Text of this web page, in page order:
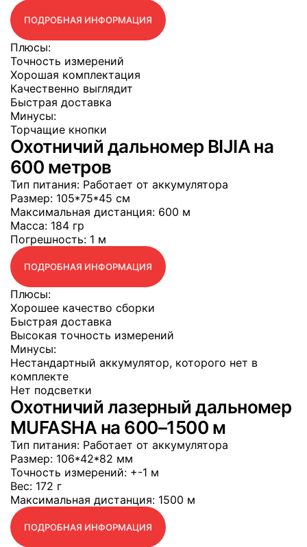
ПОДРОБНАЯ ИНФОРМАЦИЯ
Плюсы:
Точность измерений
Хорошая комплектация
Качественно выглядит
Быстрая доставка
Минусы:
Торчащие кнопки
Охотничий дальномер BIJIA на
600 метров
Тип питания: Работает от аккумулятора
Размер: 105*75*45 см
Максимальная дистанция: 600 м
Масса: 184 гр
Погрешность: 1 м
ПОДРОБНАЯ ИНФОРМАЦИЯ
Плюсы:
Хорошее качество сборки
Быстрая доставка
Высокая точность измерений
Минусы:
Нестандартный аккумулятор, которого нет в
комплекте
Нет подсветки
Охотничий лазерный дальномер
MUFASHA на 600–1500 м
Тип питания: Работает от аккумулятора
Размер: 106*42*82 мм
Точность измерений: +-1 м
Вес: 172 г
Максимальная дистанция: 1500 м
ПОДРОБНАЯ ИНФОРМАЦИЯ